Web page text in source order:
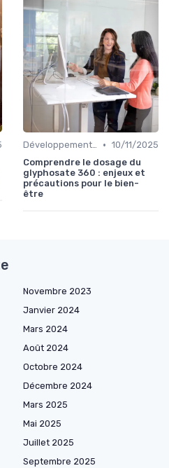
Développement Durable et Bien-être • 10/11/2025
Comprendre le dosage du
glyphosate 360 : enjeux et
précautions pour le bien-
être
Novembre 2023
Janvier 2024
Mars 2024
Août 2024
Octobre 2024
Décembre 2024
Mars 2025
Mai 2025
Juillet 2025
Septembre 2025